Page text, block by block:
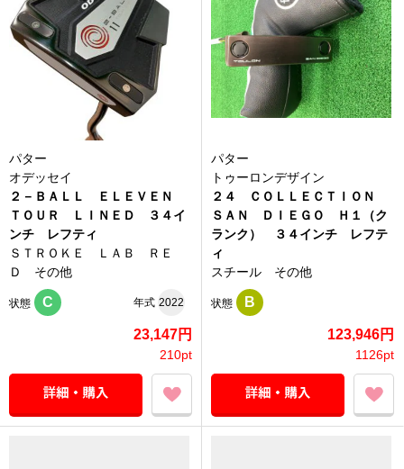
パター
オデッセイ
２－ＢＡＬＬ ＥＬＥＶＥＮ
ＴＯＵＲ ＬＩＮＥＤ ３４イ
ンチ レフティ
ＳＴＲＯＫＥ ＬＡＢ ＲＥ
Ｄ その他
状態 C 年式 2022
23,147円
210pt
パター
トゥーロンデザイン
２４ ＣＯＬＬＥＣＴＩＯＮ
ＳＡＮ ＤＩＥＧＯ Ｈ１（ク
ランク） ３４インチ レフテ
ィ
スチール その他
状態 B
123,946円
1126pt